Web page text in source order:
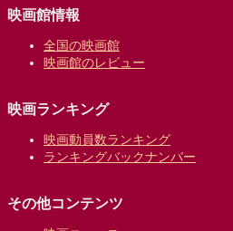
映画館情報
全国の映画館
映画館のレビュー
映画ランキング
映画動員数ランキング
ランキングバックナンバー
その他コンテンツ